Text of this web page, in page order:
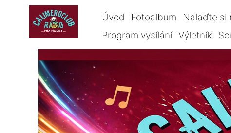
Úvod Fotoalbum Nalaďte si
Program vysílání Výletník